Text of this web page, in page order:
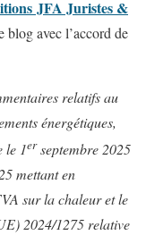
JFA Juristes &
blog avec l’accord de
relatifs au
énergétiques,
le 1erseptembre 2025
mettant en
sur la chaleur et le
2024/1275 relative